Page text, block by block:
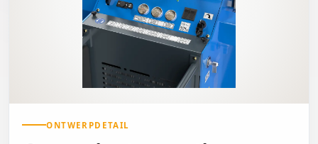
ONTWERPDETAIL